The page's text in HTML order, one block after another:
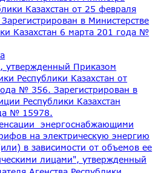
Казахстан от 25 февраля
в Министерстве
Казахстан 6 марта 201 года №
утвержденный Приказом
Республики Казахстан от
№ 356. Зарегистрирован в
Республики Казахстан
№ 15978.
энергоснабжающими
на электрическую энергию
в зависимости от объемов ее
лицами", утвержденный